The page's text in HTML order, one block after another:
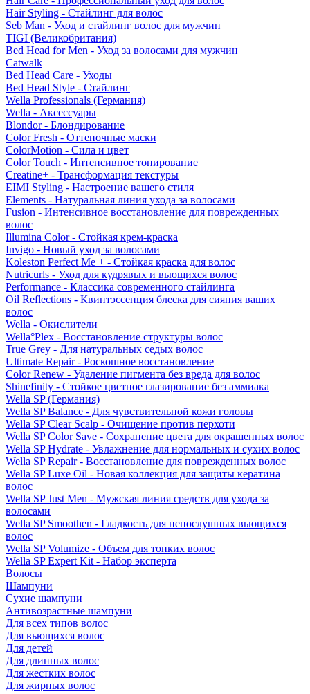
Hair Styling - Стайлинг для волос
Seb Man - Уход и стайлинг волос для мужчин
TIGI (Великобритания)
Bed Head for Men - Уход за волосами для мужчин
Catwalk
Bed Head Care - Уходы
Bed Head Style - Стайлинг
Wella Professionals (Германия)
Wella - Аксессуары
Blondor - Блондирование
Color Fresh - Оттеночные маски
ColorMotion - Сила и цвет
Color Touch - Интенсивное тонирование
Creatine+ - Трансформация текстуры
EIMI Styling - Настроение вашего стиля
Elements - Натуральная линия ухода за волосами
Fusion - Интенсивное восстановление для поврежденных
волос
Illumina Color - Стойкая крем-краска
Invigo - Новый уход за волосами
Koleston Perfect Me + - Стойкая краска для волос
Nutricurls - Уход для кудрявых и вьющихся волос
Performance - Классика современного стайлинга
Oil Reflections - Квинтэссенция блеска для сияния ваших
волос
Wella - Окислители
Wella°Plex - Восстановление структуры волос
True Grey - Для натуральных седых волос
Ultimate Repair - Роскошное восстановление
Color Renew - Удаление пигмента без вреда для волос
Shinefinity - Стойкое цветное глазирование без аммиака
Wella SP (Германия)
Wella SP Balance - Для чувствительной кожи головы
Wella SP Clear Scalp - Очищение против перхоти
Wella SP Color Save - Сохранение цвета для окрашенных волос
Wella SP Hydrate - Увлажнение для нормальных и сухих волос
Wella SP Repair - Восстановление для поврежденных волос
Wella SP Luxe Oil - Новая коллекция для защиты кератина
волос
Wella SP Just Men - Мужская линия средств для ухода за
волосами
Wella SP Smoothen - Гладкость для непослушных вьющихся
волос
Wella SP Volumize - Объем для тонких волос
Wella SP Expert Kit - Набор эксперта
Волосы
Шампуни
Сухие шампуни
Антивозрастные шампуни
Для всех типов волос
Для вьющихся волос
Для детей
Для длинных волос
Для жестких волос
Для жирных волос